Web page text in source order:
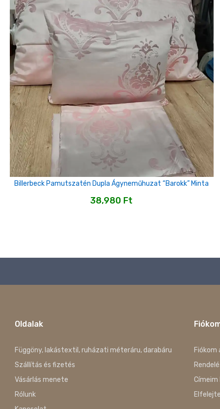
Billerbeck Pamutszatén Dupla Ágyneműhuzat “barokk” Minta
38,980 Ft
Oldalak
Függöny, lakástextil, ruházati méteráru, darabáru
Szállítás és fizetés
Vásárlás menete
Rólunk
Fiókom
Címeim